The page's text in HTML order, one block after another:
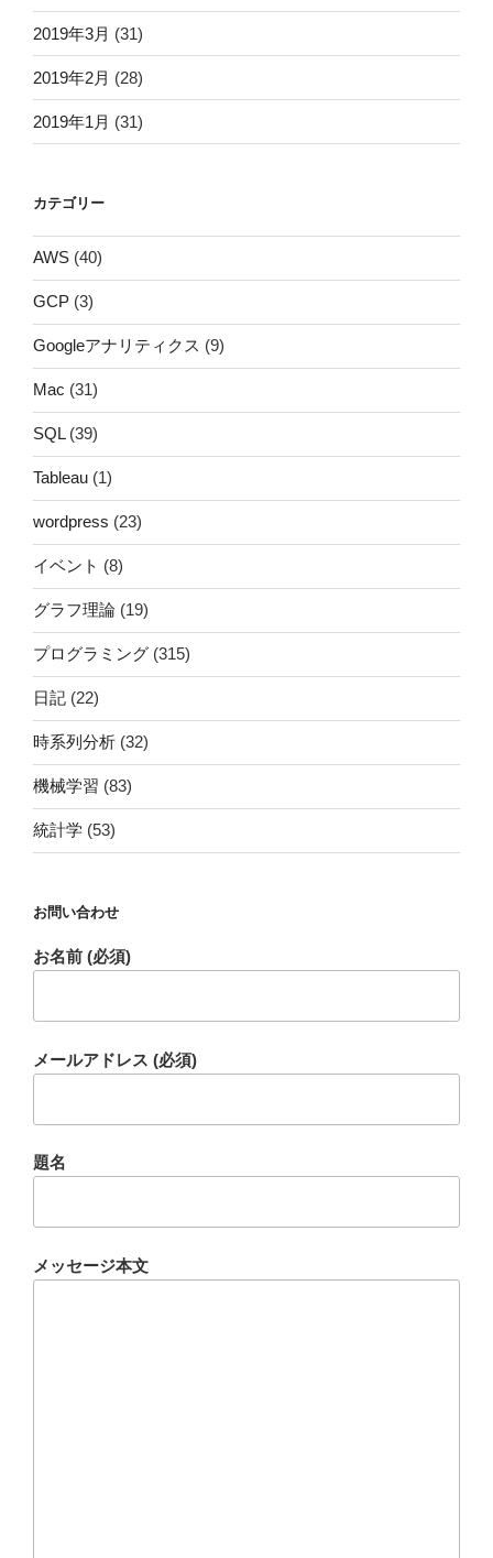
2019年3月 (31)
2019年2月 (28)
2019年1月 (31)
カテゴリー
AWS (40)
GCP (3)
Googleアナリティクス (9)
Mac (31)
SQL(39)
Tableau (1)
wordpress (23)
イベント (8)
グラフ理論 (19)
プログラミング (315)
日記 (22)
時系列分析 (32)
機械学習 (83)
統計学 (53)
お問い合わせ
お名前 (必須)
メールアドレス (必須)
題名
メッセージ本文